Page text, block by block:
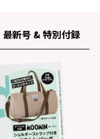
最新号 & 特別付録